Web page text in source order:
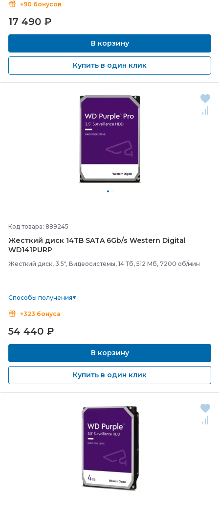
+90 бонусов
17 490 ₽
В корзину
Купить в один клик
Код товара: 889245
Жесткий диск 14TB SATA 6Gb/s Western Digital
WD141PURP
Жесткий диск, 3.5", Видеосистемы, 14 Тб, 512 Мб, 7200 об/мин
Способы получения
+323 бонуса
54 440 ₽
В корзину
Купить в один клик